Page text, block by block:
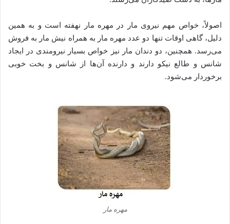
اصولاً، خواص مهم نیروی مار در مهره مار نهفته است و به همین
دلیل، گاهی اوقات تنها دو عدد مهره مار به همراه نیش مار به فروش
می‌رسد. همچنین، دو دندان مار نیز خواص بسیار نیرومندی در ایجاد
شانس و طالع نیکو دارند و دارنده آن‌ها از شانس و بخت خوبی
برخوردار می‌شود.
مهره مار